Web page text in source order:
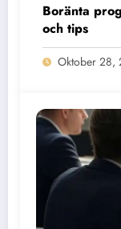
Boränta
och tips
Oktober 28,